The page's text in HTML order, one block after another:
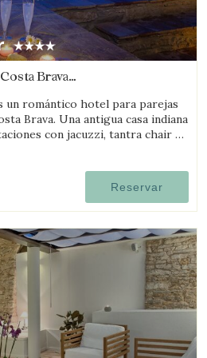
localizador
Brava
un romántico hotel para parejas
Brava. Una antigua casa indiana
con jacuzzi, tantra chair y
Reservar